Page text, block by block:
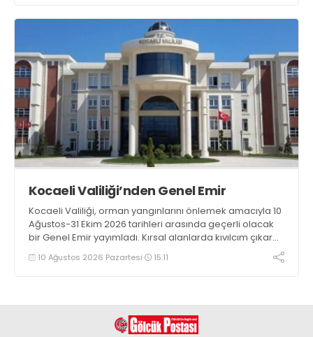
Kocaeli Valiliği’nden Genel Emir
Kocaeli Valiliği, orman yangınlarını önlemek amacıyla 10
Ağustos-31 Ekim 2026 tarihleri arasında geçerli olacak
bir Genel Emir yayımladı. Kırsal alanlarda kıvılcım çıkaran
makine kullanacak kişilerin önceden kolluk kuvvetlerine
bildirim yapması ve yanlarında 6 kilogramlık yangın tüpü
10 Ağustos 2026 Pazartesi 15:11